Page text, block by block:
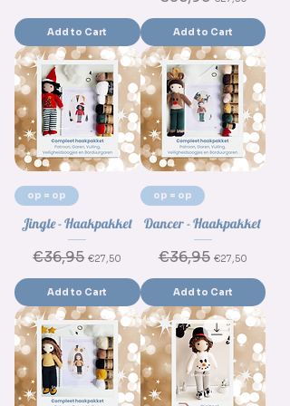
Add to Cart Add to Cart
op = op
Jingle - Haakpakket
Regular Price
€36,95 Sale Price
€27,50
Add to Cart
op = op
Dancer - Haakpakket
Regular Price
€36,95 Sale Price
€27,50
Add to Cart